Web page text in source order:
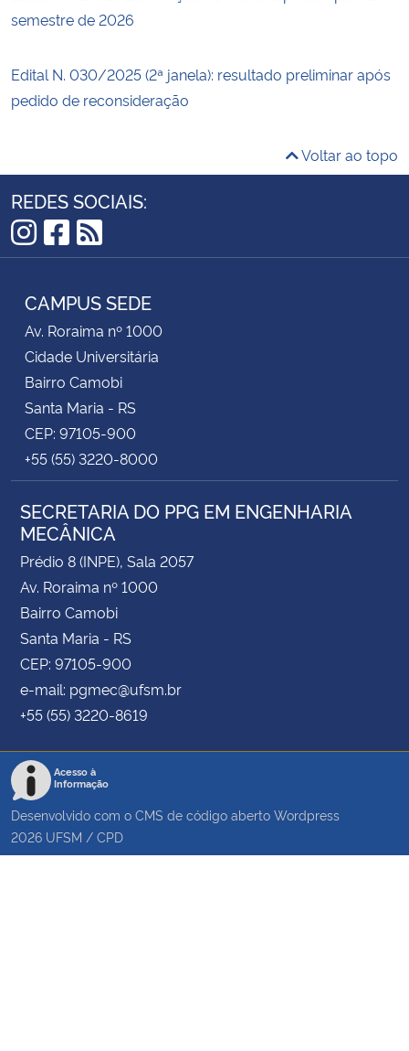
semestre de 2026
Edital N. 030/2025 (2ª janela): resultado preliminar após
pedido de reconsideração
Voltar ao topo
REDES SOCIAIS:
Instagram
Facebook
RSS
CAMPUS SEDE
Av. Roraima nº 1000
Cidade Universitária
Bairro Camobi
Santa Maria - RS
CEP: 97105-900
+55 (55) 3220-8000
SECRETARIA DO PPG EM ENGENHARIA
MECÂNICA
Prédio 8 (INPE), Sala 2057
Av. Roraima nº 1000
Bairro Camobi
Santa Maria - RS
CEP: 97105-900
e-mail: pgmec@ufsm.br
+55 (55) 3220-8619
Acesso à
Informação
Desenvolvido com o CMS de código aberto Wordpress
2026 UFSM / CPD